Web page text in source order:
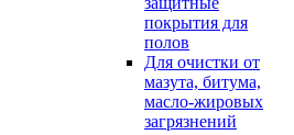
покрытия для
полов
Для очистки от
мазута, битума,
масло-жировых
загрязнений